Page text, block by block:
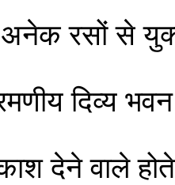
अनेक रसों से
दिव्य
देने वाले